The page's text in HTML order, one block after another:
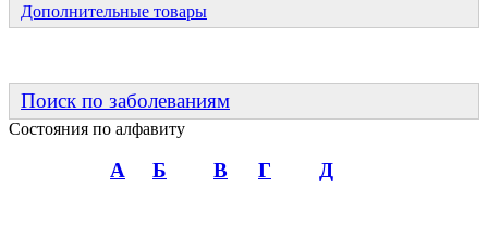
Дополнительные товары
Поиск по заболеваниям
Состояния по алфавиту
А Б В Г Д